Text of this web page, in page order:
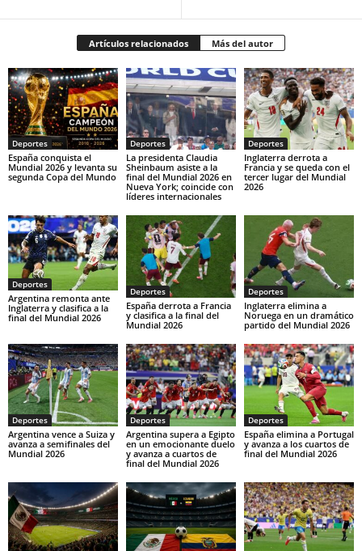
Artículos relacionados Más del autor
Deportes
España conquista el
Mundial 2026 y levanta su
segunda Copa del Mundo
Deportes
La presidenta Claudia
Sheinbaum asiste a la
final del Mundial 2026 en
Nueva York; coincide con
líderes internacionales
Deportes
Inglaterra derrota a
Francia y se queda con el
tercer lugar del Mundial
2026
Deportes
Argentina remonta ante
Inglaterra y clasifica a la
final del Mundial 2026
Deportes
España derrota a Francia
y clasifica a la final del
Mundial 2026
Deportes
Inglaterra elimina a
Noruega en un dramático
partido del Mundial 2026
Deportes
Argentina vence a Suiza y
avanza a semifinales del
Mundial 2026
Deportes
Argentina supera a Egipto
en un emocionante duelo
y avanza a cuartos de
final del Mundial 2026
Deportes
España elimina a Portugal
y avanza a los cuartos de
final del Mundial 2026